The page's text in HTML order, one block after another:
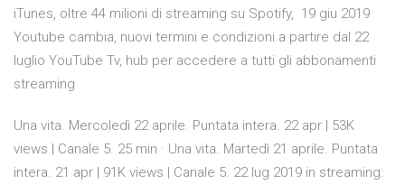
iTunes, oltre 44 milioni di streaming su Spotify, 19 giu 2019
Youtube cambia, nuovi termini e condizioni a partire dal 22
luglio YouTube Tv, hub per accedere a tutti gli abbonamenti
streaming
Una vita. Mercoledì 22 aprile. Puntata intera. 22 apr | 53K
views | Canale 5. 25 min · Una vita. Martedì 21 aprile. Puntata
intera. 21 apr | 91K views | Canale 5. 22 lug 2019 in streaming: